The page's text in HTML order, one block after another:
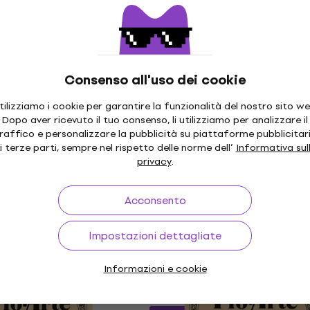
Consenso all'uso dei cookie
i cookie per garantire la funzionalità del nostro sito
Dopo aver ricevuto il tuo consenso, li utilizziamo per analizzare il
e personalizzare la pubblicità su piattaforme
terze parti, sempre nel rispetto delle norme dell’ Informativa
privacy.
Acconsento
Impostazioni dettagliate
Informazioni e cookie
Chitarra Corde Individuali Chitarra
3,8/5
0,90 €con codice
1 €
Corde
Chitarra
Dunlop DCV05ANS Corde
Individuali Chitarra
Corde Individuali Chitarra
3,49 €3,59 €
Disponibile
Corde
Chitarra
Rotosound NR 3 Corde
Individuali Chitarra
HAPPY HOUR